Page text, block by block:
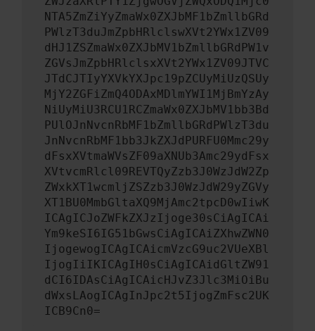
NTA5ZmZiYyZmaWx0ZXJbMF1bZmllbGRd
PWlzT3duJmZpbHRlclswXVt2YWx1ZV09
dHJ1ZSZmaWx0ZXJbMV1bZmllbGRdPW1v
ZGVsJmZpbHRlclsxXVt2YWx1ZV09JTVC
JTdCJTIyYXVkYXJpc19pZCUyMiUzQSUy
MjY2ZGFiZmQ4ODAxMDlmYWI1MjBmYzAy
NiUyMiU3RCU1RCZmaWx0ZXJbMV1bb3Bd
PUlOJnNvcnRbMF1bZmllbGRdPWlzT3du
JnNvcnRbMF1bb3JkZXJdPURFU0Mmc29y
dFsxXVtmaWVsZF09aXNUb3Amc29ydFsx
XVtvcmRlcl09REVTQyZzb3J0WzJdW2Zp
ZWxkXT1wcmljZSZzb3J0WzJdW29yZGVy
XT1BU0MmbGltaXQ9MjAmc2tpcD0wIiwK
ICAgICJoZWFkZXJzIjoge30sCiAgICAi
Ym9keSI6IG51bGwsCiAgICAiZXhwZWN0
IjogewogICAgICAicmVzcG9uc2VUeXBl
IjogIiIKICAgIH0sCiAgICAidGltZW91
dCI6IDAsCiAgICAicHJvZ3Jlc3MiOiBu
dWxsLAogICAgInJpc2t5IjogZmFsc2UK
ICB9Cn0=